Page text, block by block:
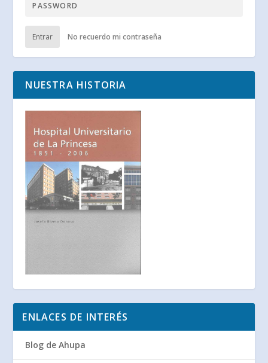
Entrar No recuerdo mi contraseña
NUESTRA HISTORIA
ENLACES DE INTERÉS
Blog de Ahupa